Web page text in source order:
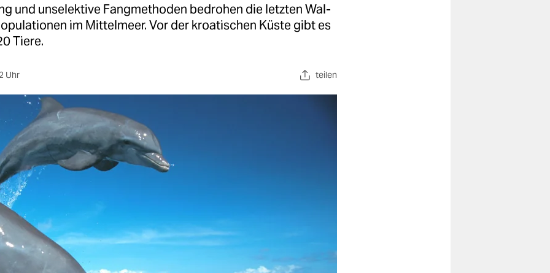
und unselektive Fangmethoden bedrohen die letzten Wal-
im Mittelmeer. Vor der kroatischen Küste gibt es
Tiere.
Uhr teilen